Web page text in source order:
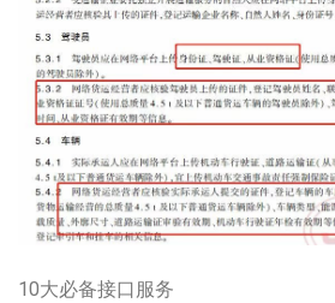
10大必备接口服务